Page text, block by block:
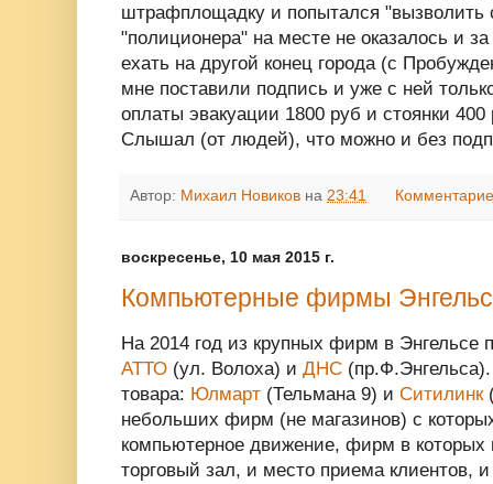
штрафплощадку и попытался "вызволить
"полиционера" на месте не оказалось и
ехать на другой конец города (с
мне поставили подпись и уже с ней
оплаты эвакуации 1800 руб и стоянки
Слышал (от людей), что можно и без
Автор: Михаил Новиков на 23:41
воскресенье, 10 мая 2015 г.
Компьютерные фирмы
На 2014 год из крупных фирм в Энгельсе
АТТО (ул. Волоха) и ДНС
товара: Юлмарт (Тельмана 9) и Ситилинк
небольших фирм (не магазинов) с
компьютерное движение, фирм в
торговый зал, и место приема клиентов,